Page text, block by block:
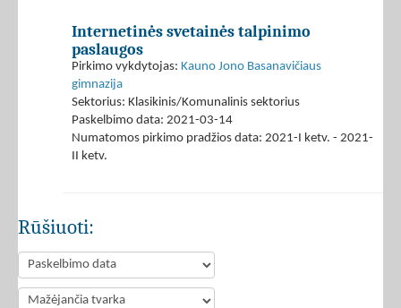
Internetinės svetainės talpinimo
paslaugos
Pirkimo vykdytojas: Kauno Jono Basanavičiaus
gimnazija
Sektorius: Klasikinis/Komunalinis sektorius
Paskelbimo data: 2021-03-14
Numatomos pirkimo pradžios data: 2021-I ketv. - 2021-
II ketv.
Rūšiuoti: